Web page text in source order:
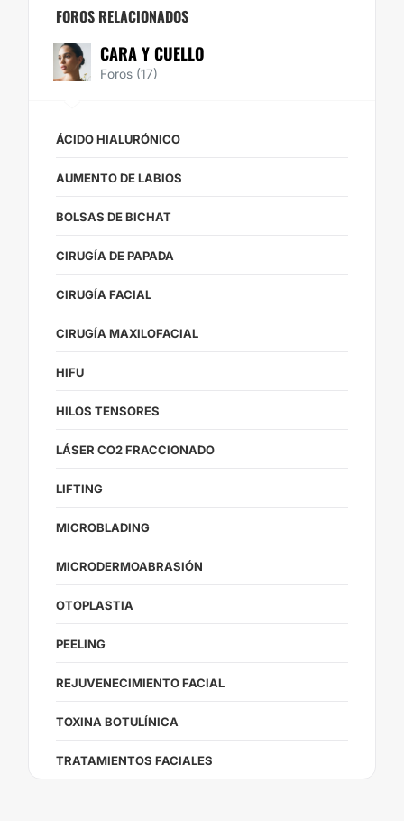
FOROS RELACIONADOS
CARA Y CUELLO
Foros (17)
ÁCIDO HIALURÓNICO
AUMENTO DE LABIOS
BOLSAS DE BICHAT
CIRUGÍA DE PAPADA
CIRUGÍA FACIAL
CIRUGÍA MAXILOFACIAL
HIFU
HILOS TENSORES
LÁSER CO2 FRACCIONADO
LIFTING
MICROBLADING
MICRODERMOABRASIÓN
OTOPLASTIA
PEELING
REJUVENECIMIENTO FACIAL
TOXINA BOTULÍNICA
TRATAMIENTOS FACIALES